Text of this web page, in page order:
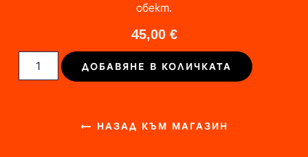
← НАЗАД КЪМ МАГАЗИН
обект.
45,00 €
ДОБАВЯНЕ В КОЛИЧКАТА